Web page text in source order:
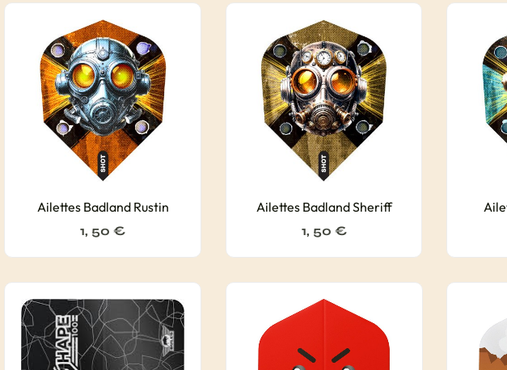
Ailettes Badland Rustin
1, 50€
Ailettes Badland Sheriff
1, 50 €